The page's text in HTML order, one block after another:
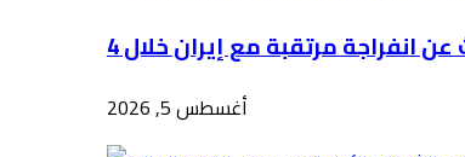
أغسطس 5, 2026